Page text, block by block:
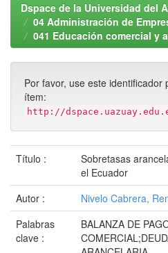
Dspace de la Universidad del
04 Administración de
041 Educación comercial y
Por favor, use este
ítem:
http://
Título :
Sobretasas
el Ecuador
Autor :
Nivelo Cabrera,
Palabras
clave :
BALANZA DE